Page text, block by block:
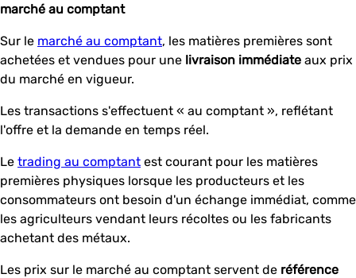
marché au comptant
Sur le marché au comptant, les matières premières sont
achetées et vendues pour une livraison immédiate aux prix
du marché en vigueur.
Les transactions s'effectuent « au comptant », reflétant
l'offre et la demande en temps réel.
Le trading au comptant est courant pour les matières
premières physiques lorsque les producteurs et les
consommateurs ont besoin d'un échange immédiat, comme
les agriculteurs vendant leurs récoltes ou les fabricants
achetant des métaux.
Les prix sur le marché au comptant servent de référence